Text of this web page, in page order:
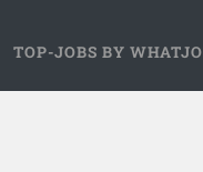
TOP-JOBS BY